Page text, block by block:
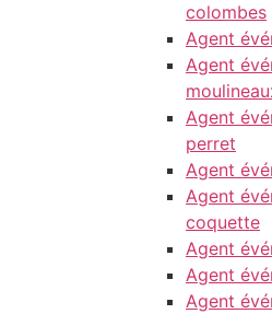
colombes
Agent
Agent
Agent
perret
Agent
Agent
coquette
Agent
Agent
Agent